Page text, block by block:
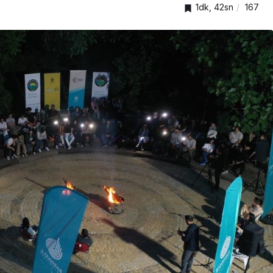
1dk, 42sn 167
GENEL
Kocaeli Yeni Adliye Sarayı
İçin İhale Süreci Başlıyor